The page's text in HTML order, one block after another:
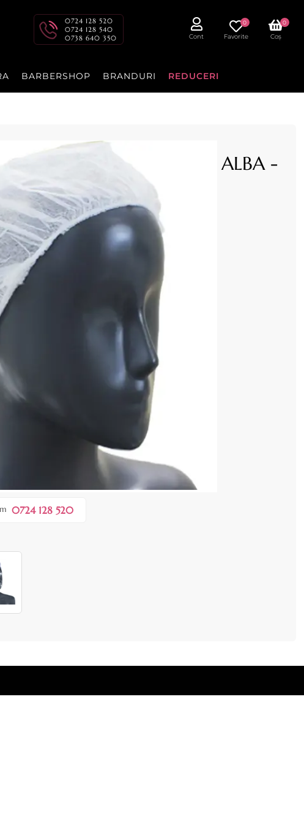
0724 128 520
0724 128 540
0738 640 350
Cont Favorite
0
Coș
0
BARBERSHOP BRANDURI REDUCERI
folosinta, set 100 buc ALBA -
ambalata individual, la set de 100 bucati,
recenzia dvs.
lei
ÎN COȘ
0,20 lei
0724 128 520